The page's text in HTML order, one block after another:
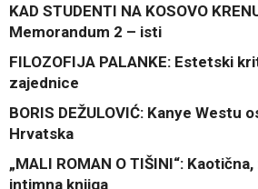
KAD STUDENTI NA KOSOVO
Memorandum 2 – isti
FILOZOFIJA PALANKE: Estetski
zajednice
BORIS DEŽULOVIĆ: Kanye Westu
Hrvatska
„MALI ROMAN O TIŠINI“:
intimna knjiga